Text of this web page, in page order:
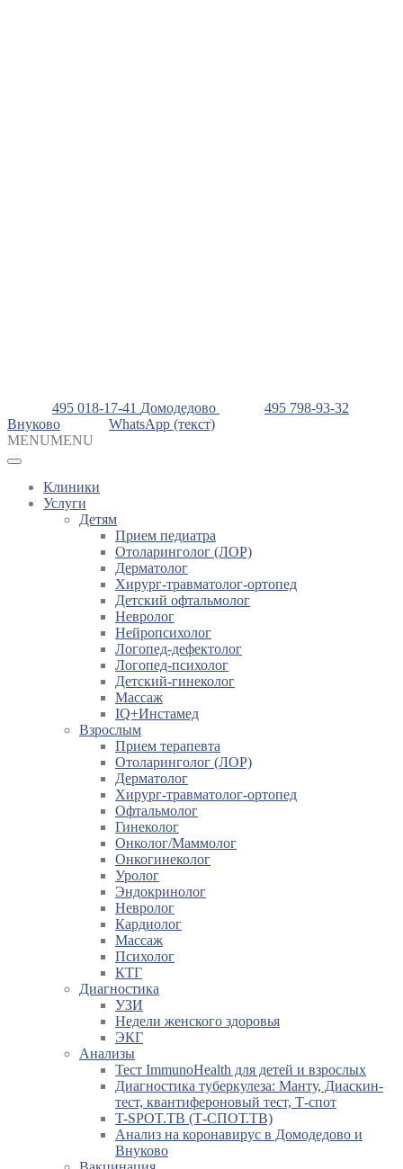
495 018-17-41 Домодедово
495 798-93-32
Внуково
WhatsApp (текст)
MENUMENU
Клиники
Услуги
Детям
Прием педиатра
Отоларинголог (ЛОР)
Дерматолог
Хирург-травматолог-ортопед
Детский офтальмолог
Невролог
Нейропсихолог
Логопед-дефектолог
Логопед-психолог
Детский-гинеколог
Массаж
IQ+Инстамед
Взрослым
Прием терапевта
Отоларинголог (ЛОР)
Дерматолог
Хирург-травматолог-ортопед
Офтальмолог
Гинеколог
Онколог/Маммолог
Онкогинеколог
Уролог
Эндокринолог
Невролог
Кардиолог
Массаж
Психолог
КТГ
Диагностика
УЗИ
Недели женского здоровья
ЭКГ
Анализы
Тест ImmunoHealth для детей и взрослых
Диагностика туберкулеза: Манту, Диаскин-
тест, квантифероновый тест, Т-спот
T-SPOT.TB (Т-СПОТ.ТВ)
Анализ на коронавирус в Домодедово и
Внуково